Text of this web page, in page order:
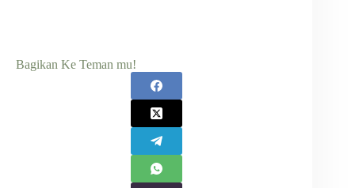
Bagikan Ke Teman mu!